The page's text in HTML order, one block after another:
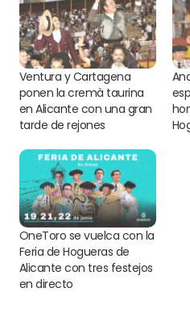
Ventura y Cartagena
ponen la cremà taurina
en Alicante con una gran
tarde de rejones
OneToro se vuelca con la
Feria de Hogueras de
Alicante con tres festejos
en directo